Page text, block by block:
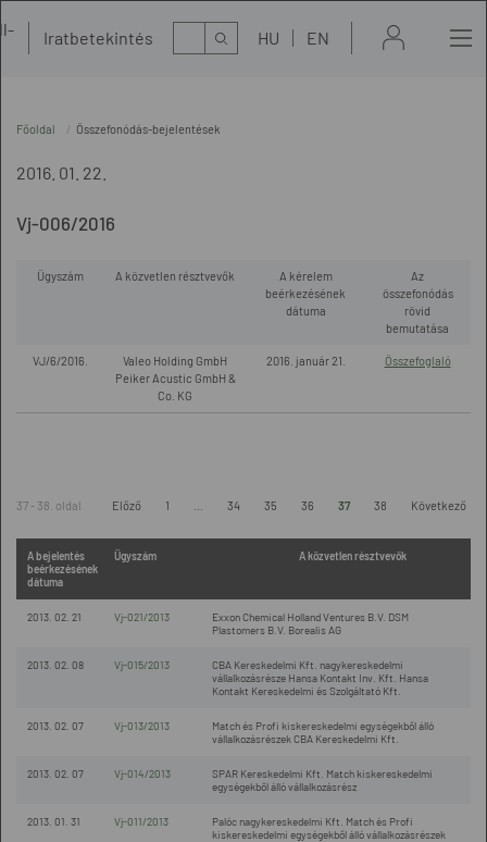
Iratbetekintés Kereső HU EN
Főoldal Összefonódás-bejelentések
2016. 01. 22.
Vj-006/2016
Ügyszám A közvetlen résztvevők
A kérelem
beérkezésének
dátuma
Az
összefonódás
rövid
bemutatása
VJ/6/2016.
Valeo Holding GmbH
Peiker Acustic GmbH &
Co. KG
2016. január 21. Összefoglaló
37 - 38. oldal Előző 1 34 35 36 37 38 Következő
A bejelentés
beérkezésének
dátuma
Ügyszám A közvetlen résztvevők
2013. 02. 21 Vj-021/2013
Exxon Chemical Holland Ventures B.V. DSM
Plastomers B.V. Borealis AG
2013. 02. 08 Vj-015/2013
CBA Kereskedelmi Kft. nagykereskedelmi
vállalkozásrésze Hansa Kontakt Inv. Kft. Hansa
Kontakt Kereskedelmi és Szolgáltató Kft.
2013. 02. 07 Vj-013/2013
Match és Profi kiskereskedelmi egységekből álló
vállalkozásrészek CBA Kereskedelmi Kft.
2013. 02. 07 Vj-014/2013
SPAR Kereskedelmi Kft. Match kiskereskedelmi
egységekből álló vállalkozásrész
2013. 01. 31 Vj-011/2013
Palóc nagykereskedelmi Kft. Match és Profi
kiskereskedelmi egységekből álló vállalkozásrészek